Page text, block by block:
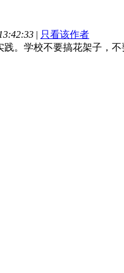
| 只看该作者
。学校不要搞花架子，